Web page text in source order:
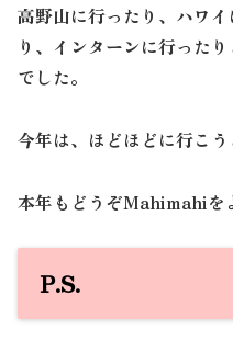
高野山に行ったり、ハワ
り、インターンに行った
でした。
今年は、ほどほどに行こう
本年もどうぞMahimahiを
P.S.